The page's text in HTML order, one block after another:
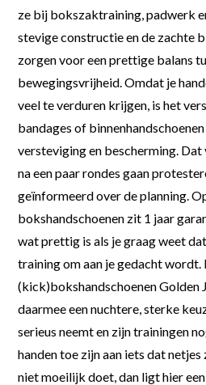
ze bij bokszaktraining, padwerk
stevige constructie en de zachte
zorgen voor een prettige balans
bewegingsvrijheid. Omdat je
veel te verduren krijgen, is het
bandages of
versteviging en bescherming.
na een paar rondes gaan
geïnformeerd over de planning.
bokshandschoenen zit 1 jaar
wat prettig is als je graag weet
training om aan je gedacht wordt.
(kick)bokshandschoenen Golden
daarmee een nuchtere, sterke
serieus neemt en zijn trainingen
handen toe zijn aan iets dat
niet moeilijk doet, dan ligt hier